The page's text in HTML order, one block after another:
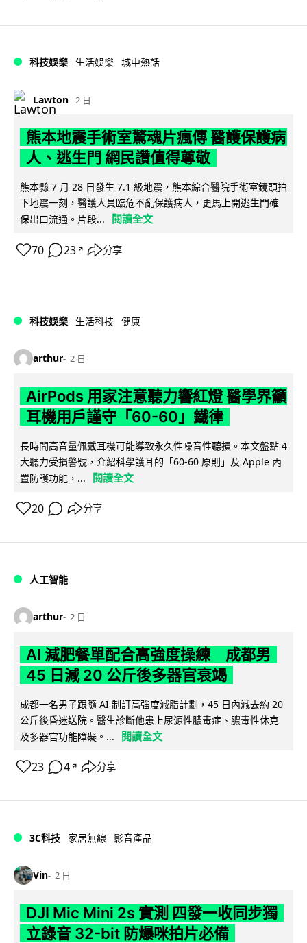
科技娛樂 生活娛樂 城中熱話
Lawton 2 日
熊本地震手術室驚魂片瘋傳 醫護保護病
人、逃生門 網民讚值得尊敬
熊本縣 7 月 28 日發生 7.1 級地震，熊本綜合醫院手術室鏡頭拍
下地震一刻，醫護人員臨危不亂保護病人，更馬上開逃生門確
保出口流通。片段...
閱讀全文
70 23 ↗ 分享
科技娛樂 生活科技 健康
arthur 2 日
AirPods 用家注意聽力響紅燈 醫學界籲
耳機用戶謹守「60-60」鐵律
長時間高音量佩戴耳機可能導致永久性噪音性聽損。本文盤點 4
大聽力受損警號，介紹科學護耳的「60-60 原則」及 Apple 內
置防護功能，...
閱讀全文
20 分享
人工智能
arthur 2 日
AI 減肥餐單配合高強度操練 成都男
45 日減 20 公斤後多器官衰竭
成都一名男子跟隨 AI 制訂高強度減脂計劃，45 日內減去約 20
公斤後昏迷送院。醫生診斷他患上尿源性膿毒症、膿毒性休克
及多器官功能障礙。...
閱讀全文
23 4 ↗ 分享
3C科技 家居無線 影音產品
Vin 2 日
DJI Mic Mini 2s 實測 四發一收同步獨
立錄音 32-bit 防爆咪拍片必備